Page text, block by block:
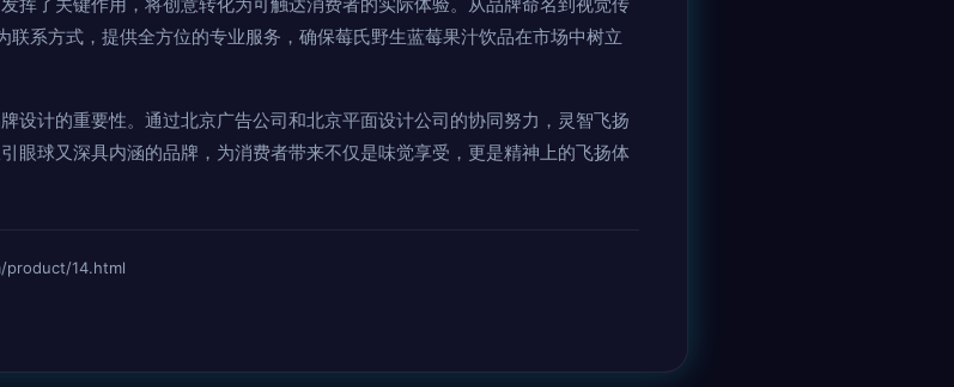
系方式，提供全方位的专业服务，确保莓氏野生蓝莓果汁饮品在市场中树立
设计的重要性。通过北京广告公司和北京平面设计公司的协同努力，灵智飞扬
眼球又深具内涵的品牌，为消费者带来不仅是味觉享受，更是精神上的飞扬体
product/14.html